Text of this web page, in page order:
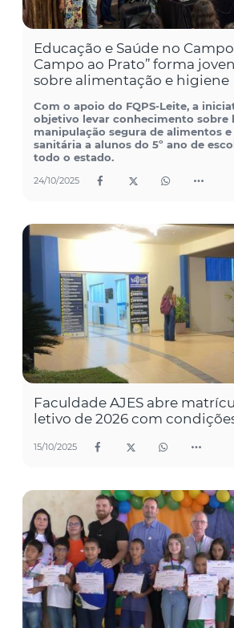
Educação e Saúde no
Campo ao Prato” forma
sobre alimentação e higiene
Com o apoio do FQPS-Leite, a
objetivo levar conhecimento sobre
manipulação segura de alimentos e
sanitária a alunos do 5º ano de
todo o estado.
24/10/2025
Faculdade AJES abre
letivo de 2026 com
15/10/2025